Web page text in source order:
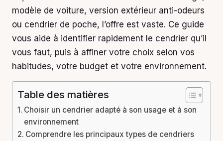
modèle de voiture, version extérieur anti-odeurs
ou cendrier de poche, l’offre est vaste. Ce guide
vous aide à identifier rapidement le cendrier qu’il
vous faut, puis à affiner votre choix selon vos
habitudes, votre budget et votre environnement.
Table des matières
Choisir un cendrier adapté à son usage et à son
environnement
Comprendre les principaux types de cendriers